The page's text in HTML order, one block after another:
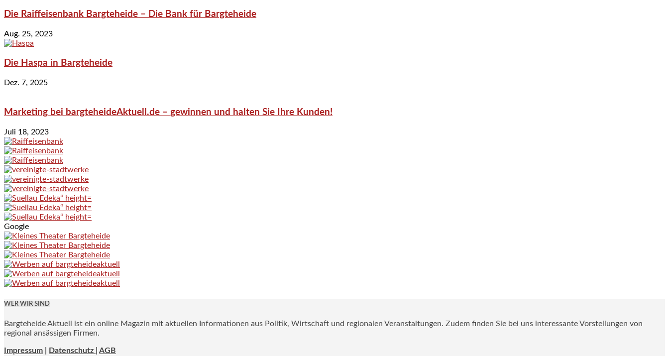
Die Raiffeisenbank Bargteheide – Die Bank für Bargteheide
Aug. 25, 2023
Die Haspa in Bargteheide
Dez. 7, 2025
Marketing bei bargteheideAktuell.de – gewinnen und halten Sie Ihre Kunden!
Juli 18, 2023
Google
WER WIR SIND
Bargteheide Aktuell ist ein online Magazin mit aktuellen Informationen aus Politik, Wirtschaft und regionalen Veranstaltungen. Zudem finden Sie bei uns interessante Vorstellungen von
regional ansässigen Firmen.
Impressum Datenschutz | AGB